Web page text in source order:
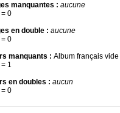
manquantes : aucune
= 0
en double : aucune
= 0
manquants : Album français vide
1
en doubles : aucun
= 0